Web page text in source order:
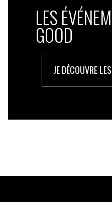
LES
GOOD
JE DÉCOUVRE